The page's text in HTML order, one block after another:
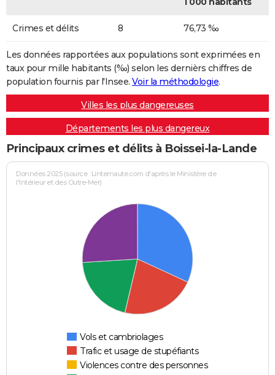
Crimes et délits 8 76,73 ‰
Les données rapportées aux populations sont exprimées en
taux pour mille habitants (‰) selon les dernièrs chiffres de
population fournis par l'Insee. Voir la méthodologie.
Villes les plus dangereuses
Départements les plus dangereux
Principaux crimes et délits à Boissei-la-Lande
Données 2025 (source : Linternaute.com d'après le Ministère de
l'Intérieur et des Outre-Mer)
Vols et cambriolages
Trafic et usage de stupéfiants
Violences contre des personnes